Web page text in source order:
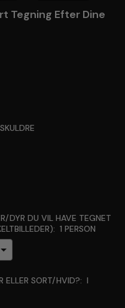
Tegning Efter Dine
DYR DU VIL HAVE TEGNET
1 PERSON
ELLER SORT/HVID?: I